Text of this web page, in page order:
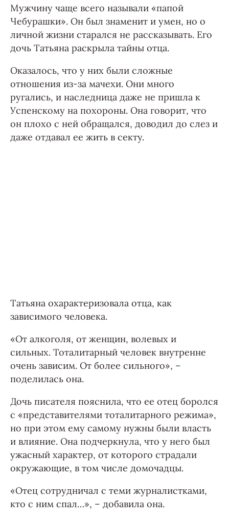
Мужчину чаще всего называли «папой
Чебурашки». Он был знаменит и умен, но о
личной жизни старался не рассказывать. Его
дочь Татьяна раскрыла тайны отца.
Оказалось, что у них были сложные
отношения из-за мачехи. Они много
ругались, и наследница даже не пришла к
Успенскому на похороны. Она говорит, что
он плохо с ней обращался, доводил до слез и
даже отдавал ее жить в секту.
Татьяна охарактеризовала отца, как
зависимого человека.
«От алкоголя, от женщин, волевых и
сильных. Тоталитарный человек внутренне
очень зависим. От более сильного», –
поделилась она.
Дочь писателя пояснила, что ее отец боролся
с «представителями тоталитарного режима»,
но при этом ему самому нужны были власть
и влияние. Она подчеркнула, что у него был
ужасный характер, от которого страдали
окружающие, в том числе домочадцы.
«Отец сотрудничал с теми журналистками,
кто с ним спал…», – добавила она.